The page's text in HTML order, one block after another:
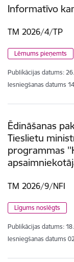
Informatīvo
TM 2026/4/TP
Lēmums pieņemts
Publikācijas datums:
Iesniegšanas datums
Ēdināšanas
Tieslietu
programmas
TM 2026/9/NFI
Līgums noslēgts
Publikācijas datums:
Iesniegšanas datums